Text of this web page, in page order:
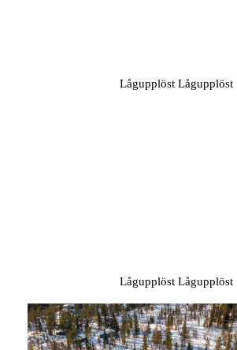
Lågupplöst Lågupplöst
Lågupplöst Lågupplöst